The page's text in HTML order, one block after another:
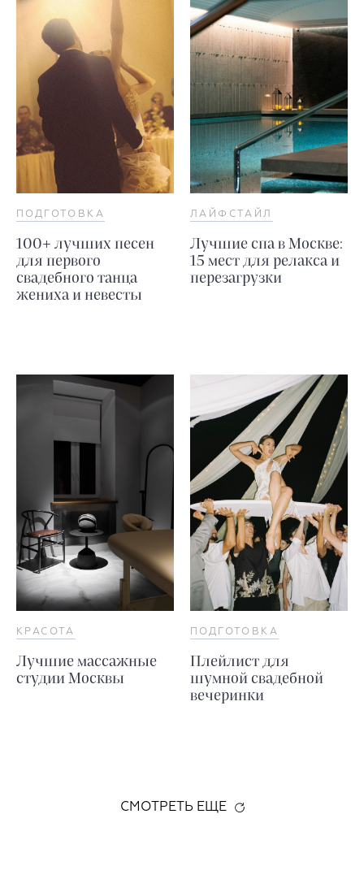
ПОДГОТОВКА
100+ лучших песен
для первого
свадебного танца
жениха и невесты
ЛАЙФСТАЙЛ
Лучшие спа в Москве:
15 мест для релакса и
перезагрузки
КРАСОТА
Лучшие массажные
студии Москвы
ПОДГОТОВКА
Плейлист для
шумной свадебной
вечеринки
СМОТРЕТЬ ЕЩЕ